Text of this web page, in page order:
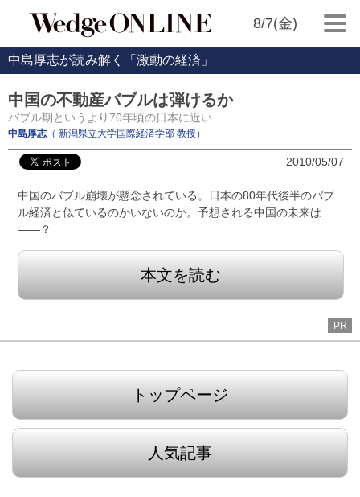
8/7(金)
中島厚志が読み解く「激動の経済」
中国の不動産バブルは弾けるか
バブル期というより70年頃の日本に近い
中島厚志（ 新潟県立大学国際経済学部 教授）
2010/05/07
中国のバブル崩壊が懸念されている。日本の80年代後半のバブ
ル経済と似ているのかいないのか。予想される中国の未来は
――？
本文を読む
PR
トップページ
人気記事